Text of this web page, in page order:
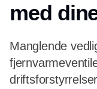
med
Manglende